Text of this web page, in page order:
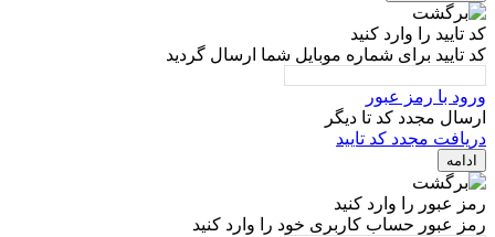
کد تایید را وارد کنید
کد تایید برای شماره موبایل شما ارسال گردید
ورود با رمز عبور
ارسال مجدد کد تا دیگر
دریافت مجدد کد تایید
ادامه
رمز عبور را وارد کنید
رمز عبور حساب کاربری خود را وارد کنید